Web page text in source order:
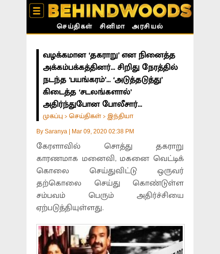
செய்திகள் சினிமா அரசியல்
வழக்கமான ‘தகராறு’ என நினைத்த
அக்கம்பக்கத்தினர்... சிறிது நேரத்தில்
நடந்த ‘பயங்கரம்’... ‘அடுத்தடுத்து’
கிடைத்த ‘சடலங்களால்’
அதிர்ந்துபோன போலீசார்...
முகப்பு >செய்திகள் > இந்தியா
By Saranya Mar 09, 2020 02:38 PM
கேரளாவில் சொத்து தகராறு
காரணமாக மனைவி, மகனை வெட்டிக்
கொலை செய்துவிட்டு ஒருவர்
தற்கொலை செய்து கொண்டுள்ள
சம்பவம் பெரும் அதிர்ச்சியை
ஏற்படுத்தியுள்ளது.